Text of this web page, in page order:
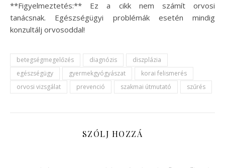
**Figyelmeztetés:** Ez a cikk nem számít orvosi
tanácsnak. Egészségügyi problémák esetén mindig
konzultálj orvosoddal!
betegségmegelőzés diagnózis
diszplázia
egészségügy
gyermekgyógyászat
korai felismerés
orvosi vizsgálat
prevenció szakmai útmutató szűrés
SZÓLJ HOZZÁ